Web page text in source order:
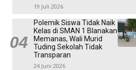
19 Juli 2026
Polemik Siswa Tidak Naik
Kelas di SMAN 1 Blanakan
Memanas, Wali Murid
Tuding Sekolah Tidak
Transparan
24 Juni 2026